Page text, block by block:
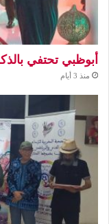
أبوظبي تحتفي
منذ 3 أيام